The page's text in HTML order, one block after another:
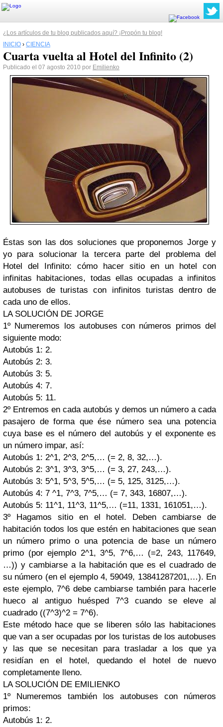
¿Los artículos de tu blog publicados aquí? ¡Propón tu blog!
INICIO › CIENCIA
Cuarta vuelta al Hotel del Infinito (2)
Publicado el 07 agosto 2010 por Emilienko
Éstas son las dos soluciones que proponemos Jorge y
yo para solucionar la tercera parte del problema del
Hotel del Infinito: cómo hacer sitio en un hotel con
infinitas habitaciones, todas ellas ocupadas a infinitos
autobuses de turistas con infinitos turistas dentro de
cada uno de ellos.
LA SOLUCIÓN DE JORGE
1º Numeremos los autobuses con números primos del
siguiente modo:
Autobús 1: 2.
Autobús 2: 3.
Autobús 3: 5.
Autobús 4: 7.
Autobús 5: 11.
2º Entremos en cada autobús y demos un número a cada
pasajero de forma que ése número sea una potencia
cuya base es el número del autobús y el exponente es
un número impar, así:
Autobús 1: 2^1, 2^3, 2^5,… (= 2, 8, 32,…).
Autobús 2: 3^1, 3^3, 3^5,… (= 3, 27, 243,…).
Autobús 3: 5^1, 5^3, 5^5,… (= 5, 125, 3125,…).
Autobús 4: 7 ^1, 7^3, 7^5,… (= 7, 343, 16807,…).
Autobús 5: 11^1, 11^3, 11^5,… (=11, 1331, 161051,…).
3º Hagamos sitio en el hotel. Deben cambiarse de
habitación todos los que estén en habitaciones que sean
un número primo o una potencia de base un número
primo (por ejemplo 2^1, 3^5, 7^6,… (=2, 243, 117649,
…)) y cambiarse a la habitación que es el cuadrado de
su número (en el ejemplo 4, 59049, 13841287201,…). En
este ejemplo, 7^6 debe cambiarse también para hacerle
hueco al antiguo huésped 7^3 cuando se eleve al
cuadrado ((7^3)^2 = 7^6).
Este método hace que se liberen sólo las habitaciones
que van a ser ocupadas por los turistas de los autobuses
y las que se necesitan para trasladar a los que ya
residían en el hotel, quedando el hotel de nuevo
completamente lleno.
LA SOLUCIÓN DE EMILIENKO
1º Numeremos también los autobuses con números
primos:
Autobús 1: 2.